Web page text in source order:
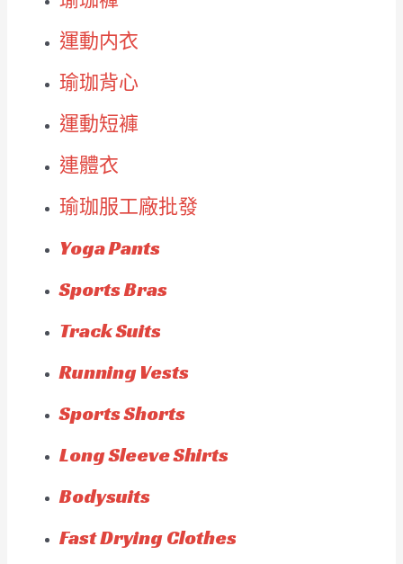
運動内衣
瑜珈背心
運動短褲
連體衣
瑜珈服工廠批發
Yoga Pants
Sports Bras
Track Suits
Running Vests
Sports Shorts
Long Sleeve Shirts
Bodysuits
Fast Drying Clothes